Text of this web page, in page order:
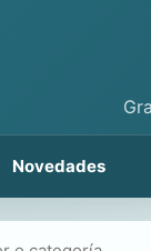
Novedades